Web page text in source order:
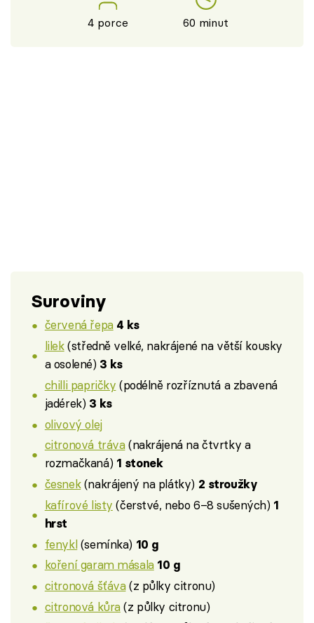
4 porce 60 minut
Suroviny
červená řepa 4 ks
lilek(středně velké, nakrájené na větší kousky
a osolené) 3 ks
chilli papričky (podélně rozříznutá a zbavená
jadérek) 3 ks
olivový olej
citronová tráva(nakrájená na čtvrtky a
rozmačkaná) 1 stonek
česnek(nakrájený na plátky) 2 stroužky
kafírové listy (čerstvé, nebo 6–8 sušených) 1
hrst
fenykl(semínka) 10 g
koření garam másala 10 g
citronová šťáva(z půlky citronu)
citronová kůra(z půlky citronu)